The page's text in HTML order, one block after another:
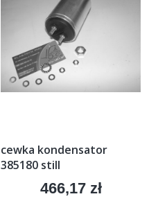
cewka kondensator
385180 still
Cena
466,17 zł